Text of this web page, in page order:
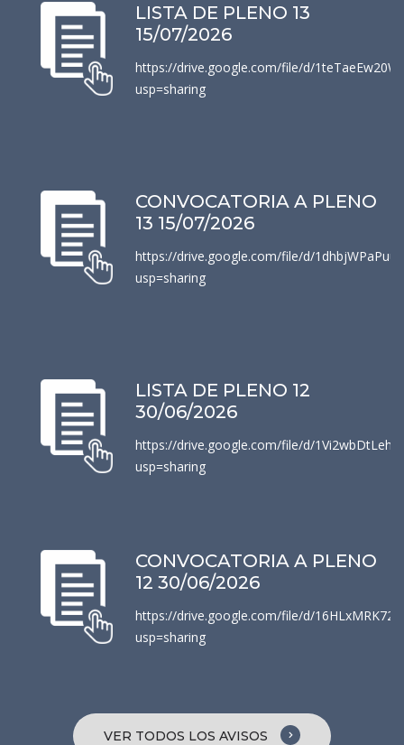
LISTA DE PLENO 13
15/07/2026
https://drive.google.com/file/d/
usp=sharing
CONVOCATORIA A PLENO
13 15/07/2026
https://drive.google.com/file/d/
usp=sharing
LISTA DE PLENO 12
30/06/2026
https://drive.google.com/file/d/
usp=sharing
CONVOCATORIA A PLENO
12 30/06/2026
https://drive.google.com/file/d/
usp=sharing
VER TODOS LOS AVISOS